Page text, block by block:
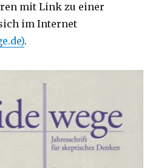
mit Link zu einer
im Internet
.